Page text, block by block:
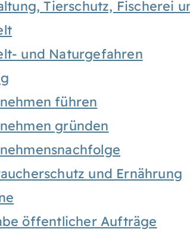
Tierschutz, Fischerei
und Naturgefahren
führen
gründen
und Ernährung
öffentlicher Aufträge